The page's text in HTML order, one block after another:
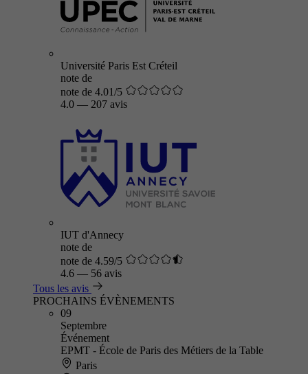
Université Paris Est Créteil
note de
note de 4.01/5
4.0 — 207 avis
IUT d'Annecy
note de
note de 4.59/5
4.6 — 56 avis
Tous les avis
PROCHAINS ÉVÈNEMENTS
09
Septembre
Événement
EPMT - École de Paris des Métiers de la Table
Paris